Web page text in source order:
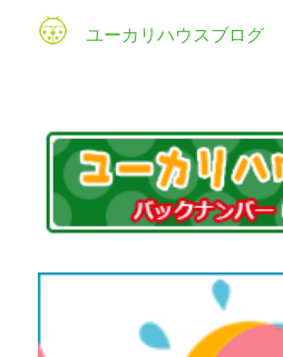
ユーカリハウスブログ